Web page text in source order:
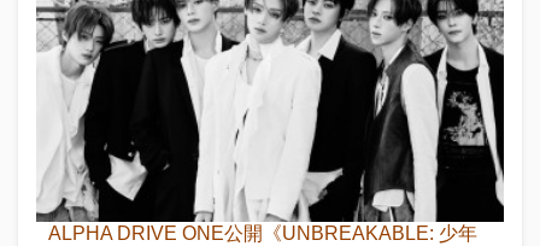
ALPHA DRIVE ONE公開《UNBREAKABLE: 少年